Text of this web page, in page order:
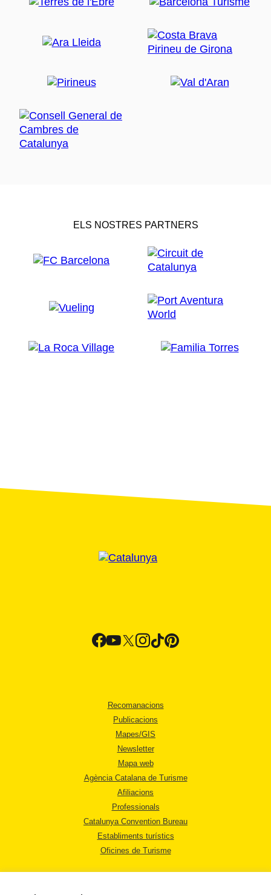
ELS NOSTRES PARTNERS
Recomanacions
Publicacions
Mapes/GIS
Newsletter
Mapa web
Agència Catalana de Turisme
Afiliacions
Professionals
Catalunya Convention Bureau
Establiments turístics
Oficines de Turisme